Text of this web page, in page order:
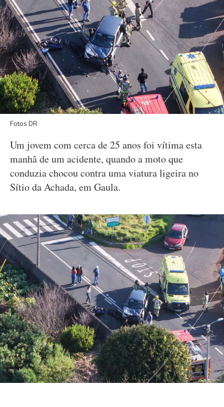
Fotos DR
Um jovem com cerca de 25 anos foi vítima esta
manhã de um acidente, quando a moto que
conduzia chocou contra uma viatura ligeira no
Sítio da Achada, em Gaula.